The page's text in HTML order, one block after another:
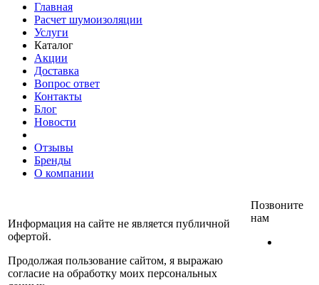
Главная
Расчет шумоизоляции
Услуги
Каталог
Акции
Доставка
Вопрос ответ
Контакты
Блог
Новости
Отзывы
Бренды
О компании
Информация на сайте не является публичной
офертой.
Продолжая пользование сайтом, я выражаю
согласие на обработку моих персональных
Позвоните
нам